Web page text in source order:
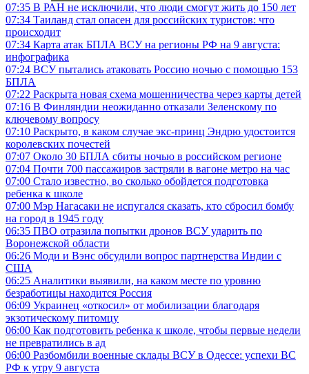
07:35 В РАН не исключили, что люди смогут жить до 150 лет
07:34 Таиланд стал опасен для российских туристов: что
происходит
07:34 Карта атак БПЛА ВСУ на регионы РФ на 9 августа:
инфографика
07:24 ВСУ пытались атаковать Россию ночью с помощью 153
БПЛА
07:22 Раскрыта новая схема мошенничества через карты детей
07:16 В Финляндии неожиданно отказали Зеленскому по
ключевому вопросу
07:10 Раскрыто, в каком случае экс-принц Эндрю удостоится
королевских почестей
07:07 Около 30 БПЛА сбиты ночью в российском регионе
07:04 Почти 700 пассажиров застряли в вагоне метро на час
07:00 Стало известно, во сколько обойдется подготовка
ребенка к школе
07:00 Мэр Нагасаки не испугался сказать, кто сбросил бомбу
на город в 1945 году
06:35 ПВО отразила попытки дронов ВСУ ударить по
Воронежской области
06:26 Моди и Вэнс обсудили вопрос партнерства Индии с
США
06:25 Аналитики выявили, на каком месте по уровню
безработицы находится Россия
06:09 Украинец «откосил» от мобилизации благодаря
экзотическому питомцу
06:00 Как подготовить ребенка к школе, чтобы первые недели
не превратились в ад
06:00 Разбомбили военные склады ВСУ в Одессе: успехи ВС
РФ к утру 9 августа